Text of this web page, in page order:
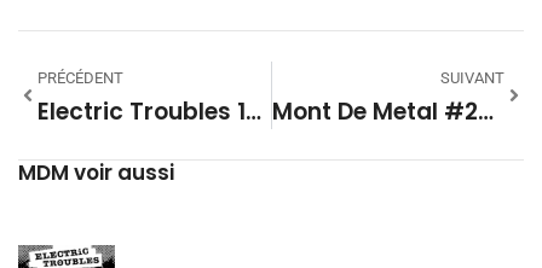
PRÉCÉDENT
Electric Troubles 1726 – Playlist
SUIVANT
Mont De Metal #26 – Saison 10
MDM voir aussi